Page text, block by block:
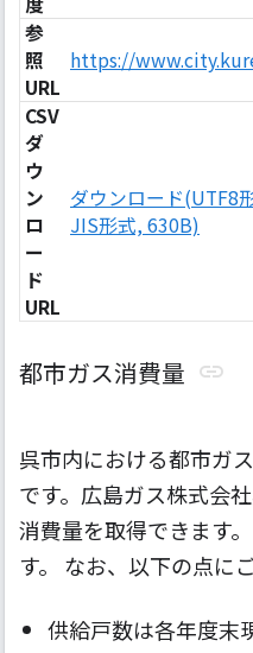
参
照
URL
https://
CSV
ダ
ウ
ン
ロ
ー
ド
URL
ダウンロード(UTF8
JIS形式, 630B)
都市ガス消費量
呉市内における都市ガ
です。広島ガス株式会
消費量を取得できます
す。 なお、以下の点に
供給戸数は各年度末